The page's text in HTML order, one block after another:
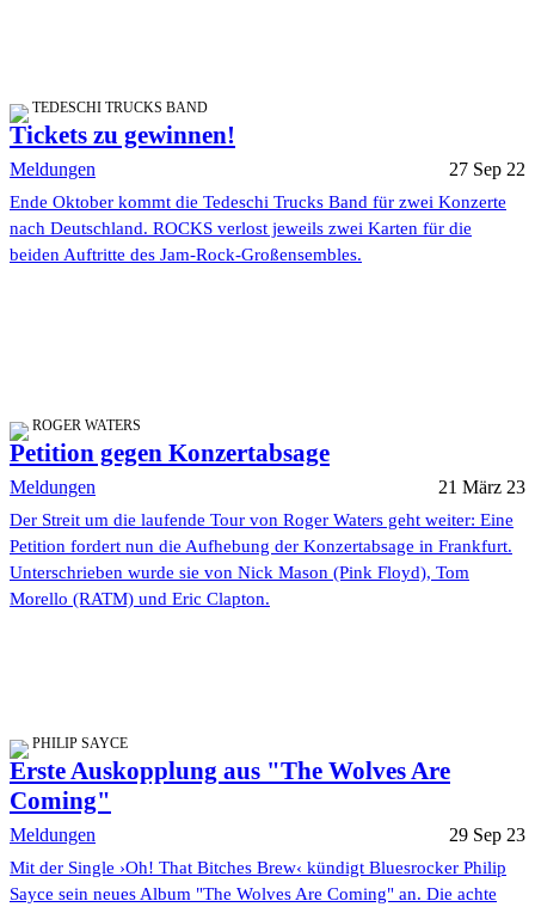
TEDESCHI TRUCKS BAND
Tickets zu gewinnen!
Meldungen 27 Sep 22
Ende Oktober kommt die Tedeschi Trucks Band für zwei Konzerte
nach Deutschland. ROCKS verlost jeweils zwei Karten für die
beiden Auftritte des Jam-Rock-Großensembles.
ROGER WATERS
Petition gegen Konzertabsage
Meldungen 21 März 23
Der Streit um die laufende Tour von Roger Waters geht weiter: Eine
Petition fordert nun die Aufhebung der Konzertabsage in Frankfurt.
Unterschrieben wurde sie von Nick Mason (Pink Floyd), Tom
Morello (RATM) und Eric Clapton.
PHILIP SAYCE
Erste Auskopplung aus "The Wolves Are
Coming"
Meldungen 29 Sep 23
Mit der Single ›Oh! That Bitches Brew‹ kündigt Bluesrocker Philip
Sayce sein neues Album "The Wolves Are Coming" an. Die achte